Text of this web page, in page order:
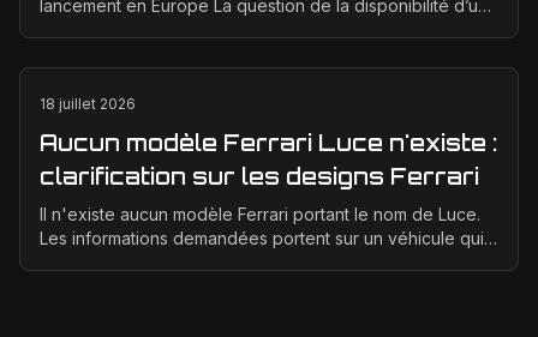
lancement en Europe La question de la disponibilité d’une
18 juillet 2026
Aucun modèle Ferrari Luce n'existe :
clarification sur les designs Ferrari
Il n'existe aucun modèle Ferrari portant le nom de Luce.
Les informations demandées portent sur un véhicule qui